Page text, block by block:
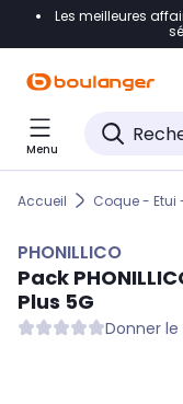
Accéder
Accéder
Accéder
Les meilleures
Menu
Accueil Coque - Etui
PHONILLICO
Pack
Plus 5G
Donner